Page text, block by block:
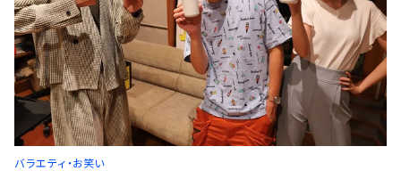
バラエティ・お笑い